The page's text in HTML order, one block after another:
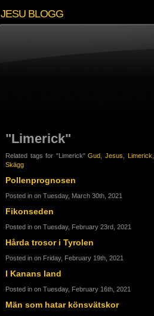
JESU BLOGG
"Limerick"
Related tags for "Limerick"Gud,Jesus, Limerick,
Skägg
Pollenprognosen
Posted in on Tuesday, March 30th, 2021
Fikonseden
Posted in on Tuesday, February 23rd, 2021
Hårda trosor i Tyrolen
Posted in on Friday, February 19th, 2021
I Kanans land
Posted in on Tuesday, February 16th, 2021
Män som hatar könsvätskor